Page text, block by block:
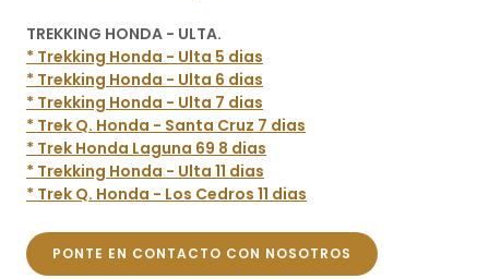
TREKKING HONDA - ULTA.
* Trekking Honda - Ulta 5 dias
* Trekking Honda - Ulta 6 dias
* Trekking Honda - Ulta 7 dias
* Trek Q. Honda - Santa Cruz 7 dias
* Trek Honda Laguna 69 8 dias
* Trekking Honda - Ulta 11 dias
* Trek Q. Honda - Los Cedros 11 dias
PONTE EN CONTACTO CON NOSOTROS